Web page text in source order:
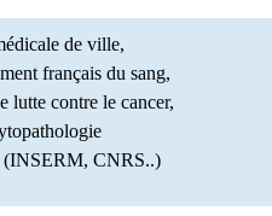
de ville,
français du sang,
lutte contre le cancer,
(INSERM, CNRS..)